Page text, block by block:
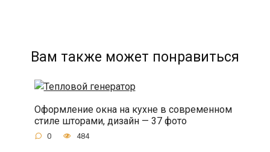
Вам также может понравиться
Оформление окна на кухне в современном
стиле шторами, дизайн — 37 фото
0 484